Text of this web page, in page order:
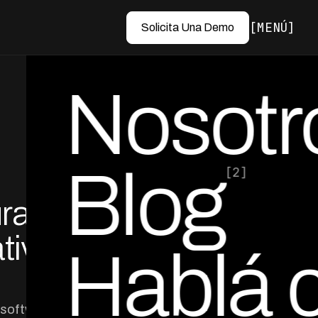
Solicita Una Demo MENÚ
Blog[2]
Hablá
de
por Ed Escobar
Co-Founder & CEO